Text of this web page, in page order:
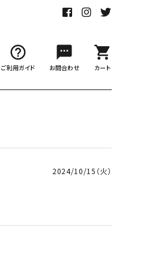
help_outline
ご利用ガイド
sms
お問合わせ
shopping_cart
カート
ランドのリバーシブル包
2024/10/15（火）